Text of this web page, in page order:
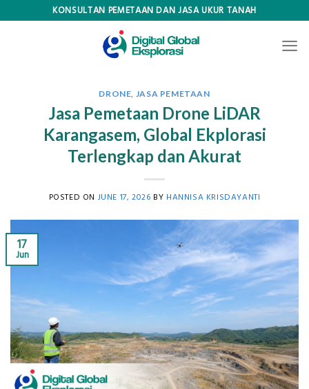
KONSULTAN PEMETAAN DAN JASA UKUR TANAH
DRONE, JASA PEMETAAN
Jasa Pemetaan Drone LiDAR
Karangasem, Global Ekplorasi
Terlengkap dan Akurat
POSTED ON JUNE 17, 2026 BY HANNISA KRISDAYANTI
17
Jun